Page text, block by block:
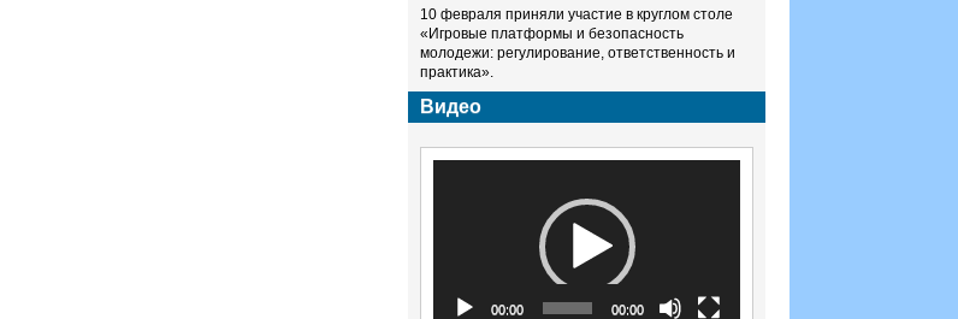
10 февраля приняли участие в круглом столе
«Игровые платформы и безопасность
молодежи: регулирование, ответственность и
практика».
Видео
00:00 00:00